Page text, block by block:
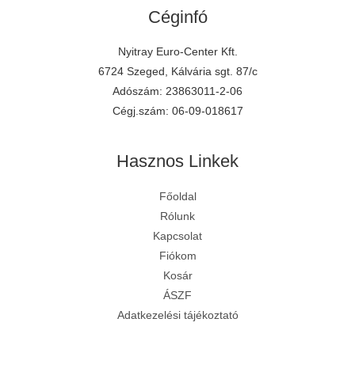
Céginfó
Nyitray Euro-Center Kft.
6724 Szeged, Kálvária sgt. 87/c
Adószám: 23863011-2-06
Cégj.szám: 06-09-018617
Hasznos Linkek
Főoldal
Rólunk
Kapcsolat
Fiókom
Kosár
ÁSZF
Adatkezelési tájékoztató